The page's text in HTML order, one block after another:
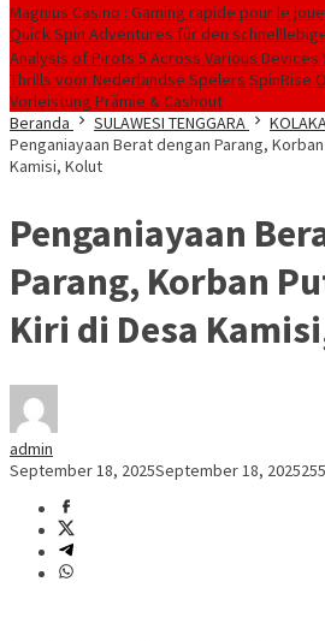
Magnius Casino : Gaming rapide pour le
Quick Spin Adventures für den
Analysis of Pirots 5 Across Various Devices
Thrills voor Nederlandse Spelers SpinRise
Vorleistung Prämie & Cashout
Beranda
SULAWESI TENGGARA
Penganiayaan Berat dengan Parang,
Kamisi, Kolut
Penganiayaan
Parang, Korban
Kiri di Desa
admin
September 18, 2025September 18, 2025